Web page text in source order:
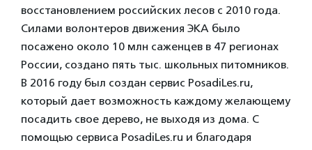
восстановлением российских лесов с 2010 года.
Силами волонтеров движения ЭКА было
посажено около 10 млн саженцев в 47 регионах
России, создано пять тыс. школьных питомников.
В 2016 году был создан сервис PosadiLes.ru,
который дает возможность каждому желающему
посадить свое дерево, не выходя из дома. С
помощью сервиса PosadiLes.ru и благодаря